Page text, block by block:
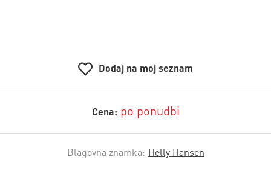
Dodaj na moj seznam
Cena: po ponudbi
Blagovna znamka: Helly Hansen